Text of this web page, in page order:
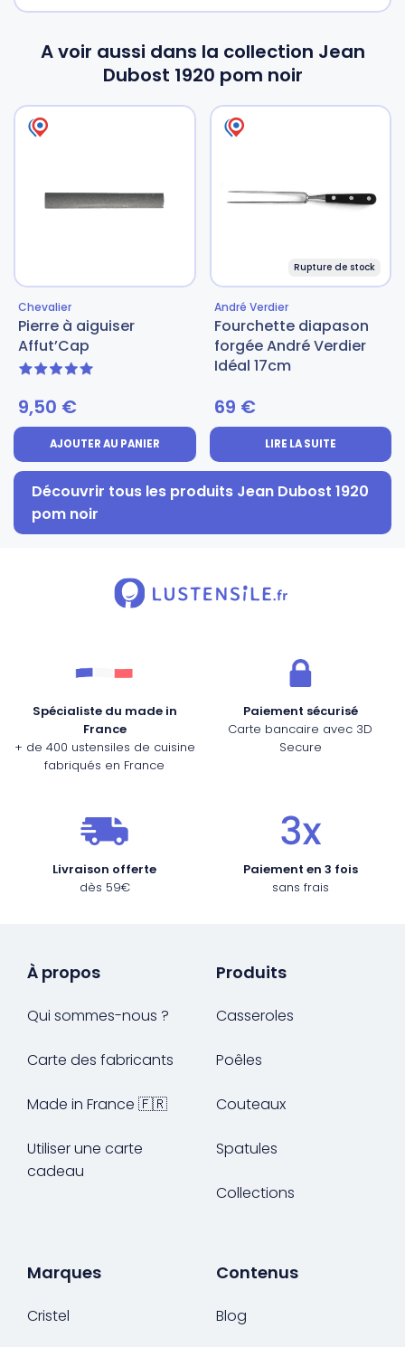
A voir aussi dans la collection Jean
Dubost 1920 pom noir
Chevalier
Pierre à aiguiser
Affut’Cap
5 sur 5
9,50 €
AJOUTER AU PANIER
Rupture de stock
André Verdier
Fourchette diapason
forgée André Verdier
Idéal 17cm
69 €
LIRE LA SUITE
Découvrir tous les produits Jean Dubost 1920
pom noir
Spécialiste du made in
France
+ de 400 ustensiles de cuisine
fabriqués en France
Paiement sécurisé
Carte bancaire avec 3D
Secure
Livraison offerte
dès 59€
Paiement en 3 fois
sans frais
À propos
Qui sommes-nous ?
Carte des fabricants
Made in France 🇫🇷
Utiliser une carte
cadeau
Produits
Casseroles
Poêles
Couteaux
Spatules
Collections
Marques
Cristel
Contenus
Blog